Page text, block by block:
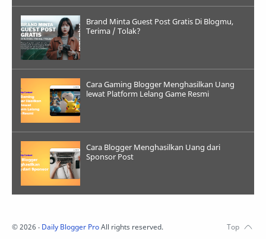
Brand Minta Guest Post Gratis Di Blogmu,
Terima / Tolak?
Cara Gaming Blogger Menghasilkan Uang
lewat Platform Lelang Game Resmi
Cara Blogger Menghasilkan Uang dari
Sponsor Post
©2026 ‧ Daily Blogger ProAll rights reserved.